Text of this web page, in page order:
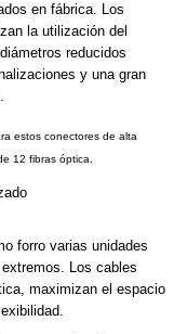
en fábrica. Los
la utilización del
reducidos
y una gran
estos conectores de alta
12 fibras óptica.
forro varias unidades
Los cables
maximizan el espacio